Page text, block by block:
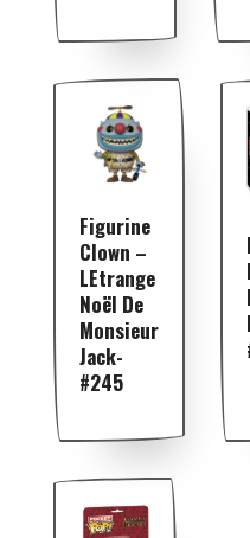
Figurine
Clown –
LEtrange
Noël De
Monsieur
Jack-
#245